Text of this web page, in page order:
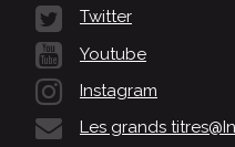
Twitter
Youtube
Instagram
Les grands